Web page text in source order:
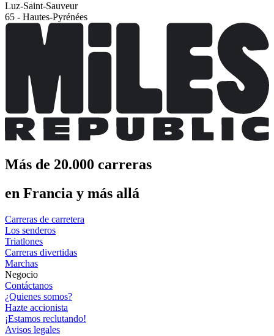
Luz-Saint-Sauveur
65 - Hautes-Pyrénées
Más de 20.000 carreras
en Francia y más allá
Carreras de carretera
Los senderos
Triatlones
Carreras divertidas
Marchas
Negocio
Contáctanos
¿Quienes somos?
Hazte accionista
¡Estamos reclutando!
Avisos legales